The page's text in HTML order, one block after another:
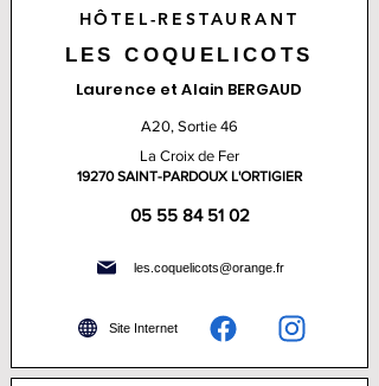
HÔTEL-RESTAURANT
LES COQUELICOTS
Laurence et Alain BERGAUD
A20, Sortie 46
La Croix de Fer
19270 SAINT-PARDOUX L'ORTIGIER
05 55 84 51 02
les.coquelicots@orange.fr
Site Internet